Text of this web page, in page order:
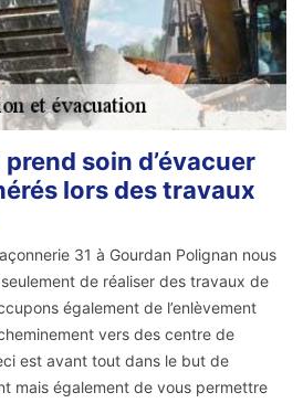
soin d’évacuer
lors des travaux
31 à Gourdan Polignan nous
de réaliser des travaux de
également de l’enlèvement
vers des centre de
est avant tout dans le but de
mais également de vous permettre